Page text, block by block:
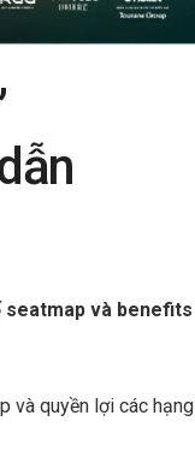
seatmap và benefits
và quyền lợi các hạng